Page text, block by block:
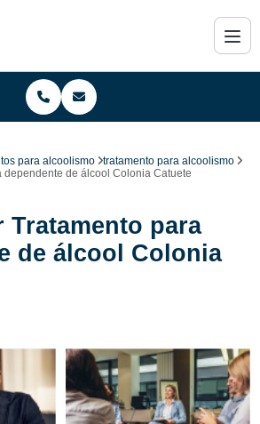
para alcoolismo
tratamento para alcoolismo
dependente de álcool Colonia Catuete
Tratamento para
de álcool Colonia